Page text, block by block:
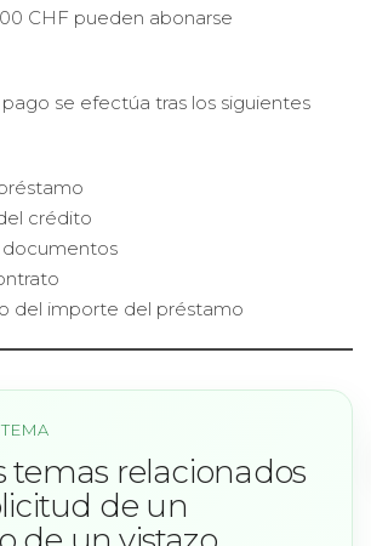
CHF pueden abonarse
se efectúa tras los siguientes
crédito
documentos
del importe del préstamo
temas relacionados
de un